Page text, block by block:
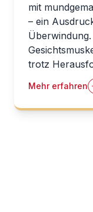
mit
– ein
trotz
Mehr erfahren